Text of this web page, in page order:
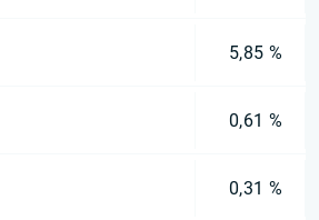
5,85 %
0,61 %
0,31 %